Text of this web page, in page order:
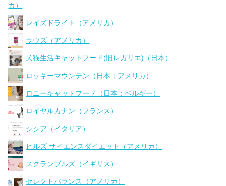
カ）
レイズドライト（アメリカ）
ラウズ（アメリカ）
犬猫生活キャットフード(旧レガリエ)（日本）
ロッキーマウンテン（日本：アメリカ）
ロニーキャットフード（日本：ベルギー）
ロイヤルカナン（フランス）
シシア（イタリア）
ヒルズ サイエンスダイエット（アメリカ）
スクランブルズ（イギリス）
セレクトバランス（アメリカ）